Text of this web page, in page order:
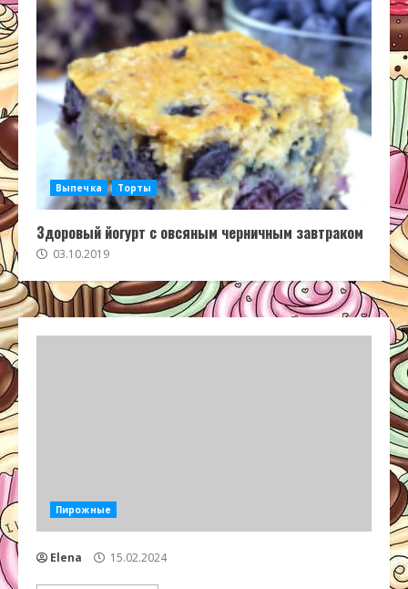
Выпечка Торты
Здоровый йогурт с овсяным черничным завтраком
03.10.2019
Пирожные
Elena 15.02.2024